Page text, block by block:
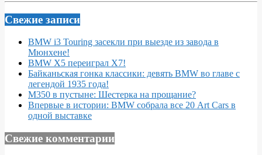
Свежие записи
BMW i3 Touring засекли при выезде из завода в
Мюнхене!
BMW X5 переиграл X7!
Байканьская гонка классики: девять BMW во главе с
легендой 1935 года!
M350 в пустыне: Шестерка на прощание?
Впервые в истории: BMW собрала все 20 Art Cars в
одной выставке
Свежие комментарии